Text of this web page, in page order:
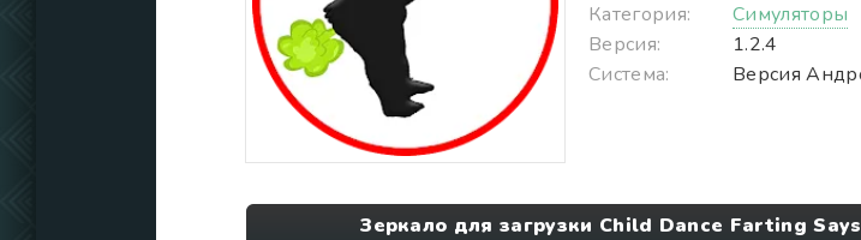
Категория:
Симуляторы
Версия:
1.2.4
Система:
Версия
Зеркало для загрузки Child Dance Farting